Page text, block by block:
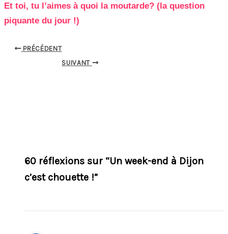
Et toi, tu l’aimes à quoi la moutarde? (la question
piquante du jour !)
PRÉCÉDENT
SUIVANT
60 réflexions sur “Un week-end à Dijon
c’est chouette !”